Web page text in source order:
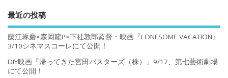
最近の投稿
藤江琢磨×森岡龍P×下社敦郎監督・映画『LONESOME VACATION』
3/10シネマスコーレにて公開！
DIY映画『帰ってきた宮田バスターズ（株）」9/17、第七藝術劇場
にて公開！